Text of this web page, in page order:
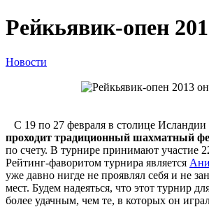
Рейкьявик-опен
Новости
С 19 по 27 февраля в столице Исландии
проходит традиционный шахматный
по счету. В турнире принимают участие
Рейтинг-фаворитом турнира является
уже давно нигде не проявлял себя и не
мест. Будем надеяться, что этот турнир
более удачным, чем те, в которых он